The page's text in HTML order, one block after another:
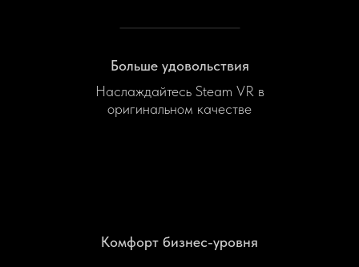
Больше удовольствия
Наслаждайтесь Steam VR в
оригинальном качестве
Комфорт бизнес-уровня